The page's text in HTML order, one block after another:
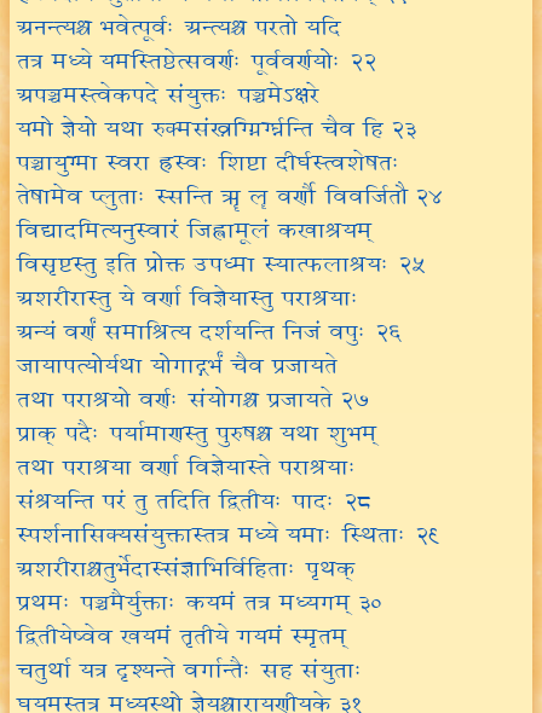
अनन्त्यश्च भवेत्पूर्वः अन्त्यश्च परतो यदि
तत्र मध्ये यमस्तिष्ठेत्सवर्णः पूर्ववर्णयोः २२
अपञ्चमस्त्वेकपदे संयुक्तः पञ्चमेऽक्षरे
यमो ज्ञेयो यथा रुक्मसंख्नग्ग्निर्ग्घ्नन्ति चैव हि २३
पञ्चायुग्मा स्वरा ह्रस्वः शिष्टा दीर्घस्त्वशेषतः
तेषामेव प्लुताः स्सन्ति ॠ ॡ वर्णौ विवर्जितौ २४
विद्यादमित्यनुस्वारं जिह्वामूलं कखाश्रयम्
विसृष्टस्तु इति प्रोक्त उपध्मा स्यात्फलाश्रयः २५
अशरीरास्तु ये वर्णा विज्ञेयास्तु पराश्रयाः
अन्यं वर्णं समाश्रित्य दर्शयन्ति निजं वपुः २६
जायापत्योर्यथा योगाद्गर्भं चैव प्रजायते
तथा पराश्रयो वर्णः संयोगश्च प्रजायते २७
प्राक् पदैः पर्यामाणस्तु पुरुषश्च यथा शुभम्
तथा पराश्रया वर्णा विज्ञेयास्ते पराश्रयाः
संश्रयन्ति परं तु तदिति द्वितीयः पादः २८
स्पर्शनासिक्यसंयुक्तास्तत्र मध्ये यमाः स्थिताः २९
अशरीराश्चतुर्भेदास्संज्ञाभिर्विहिताः पृथक्
प्रथमः पञ्चमैर्युक्ताः कयमं तत्र मध्यगम् ३०
द्वितीयेष्वेव खयमं तृतीये गयमं स्मृतम्
चतुर्था यत्र दृश्यन्ते वर्गान्तैः सह संयुताः
घयमस्तत्र मध्यस्थो ज्ञेयश्चारायणीयके ३१